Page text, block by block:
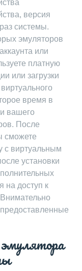
версия
системы.
эмуляторов
или
платную
или загрузки
время в
вашего
После
сможете
с виртуальным
установки
на доступ к
предоставленные